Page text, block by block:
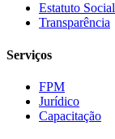
Estatuto Social
Transparência
Serviços
FPM
Jurídico
Capacitação